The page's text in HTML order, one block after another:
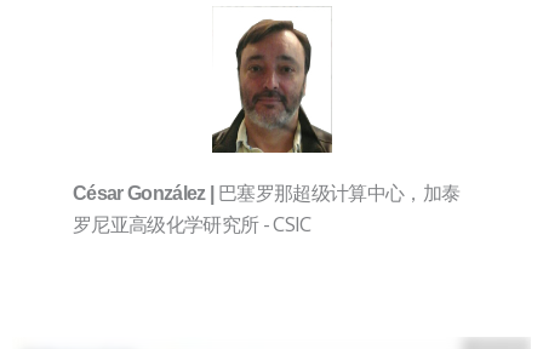
César González | 巴塞罗那超级计算中心，加泰
罗尼亚高级化学研究所 - CSIC